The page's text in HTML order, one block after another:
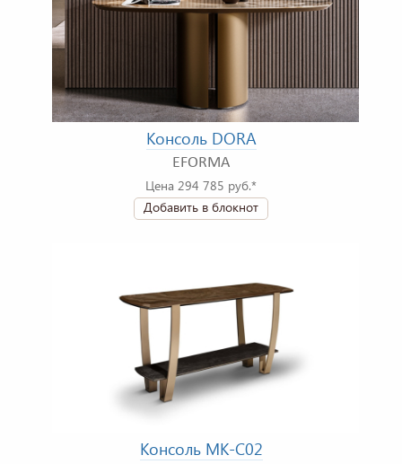
Консоль DORA
EFORMA
Цена 294 785 руб.*
Добавить в блокнот
Консоль MK-C02